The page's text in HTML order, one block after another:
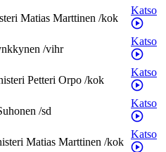
Matias Marttinen /kok
Katso
/vihr
Katso
Petteri Orpo /kok
Katso
/sd
Katso
Matias Marttinen /kok
Katso